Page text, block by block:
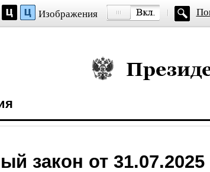
Изображения
Президент России —
закон от